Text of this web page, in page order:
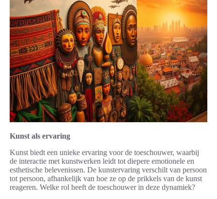
Kunst als ervaring
Kunst biedt een unieke ervaring voor de toeschouwer, waarbij
de interactie met kunstwerken leidt tot diepere emotionele en
esthetische belevenissen. De kunstervaring verschilt van persoon
tot persoon, afhankelijk van hoe ze op de prikkels van de kunst
reageren. Welke rol heeft de toeschouwer in deze dynamiek?